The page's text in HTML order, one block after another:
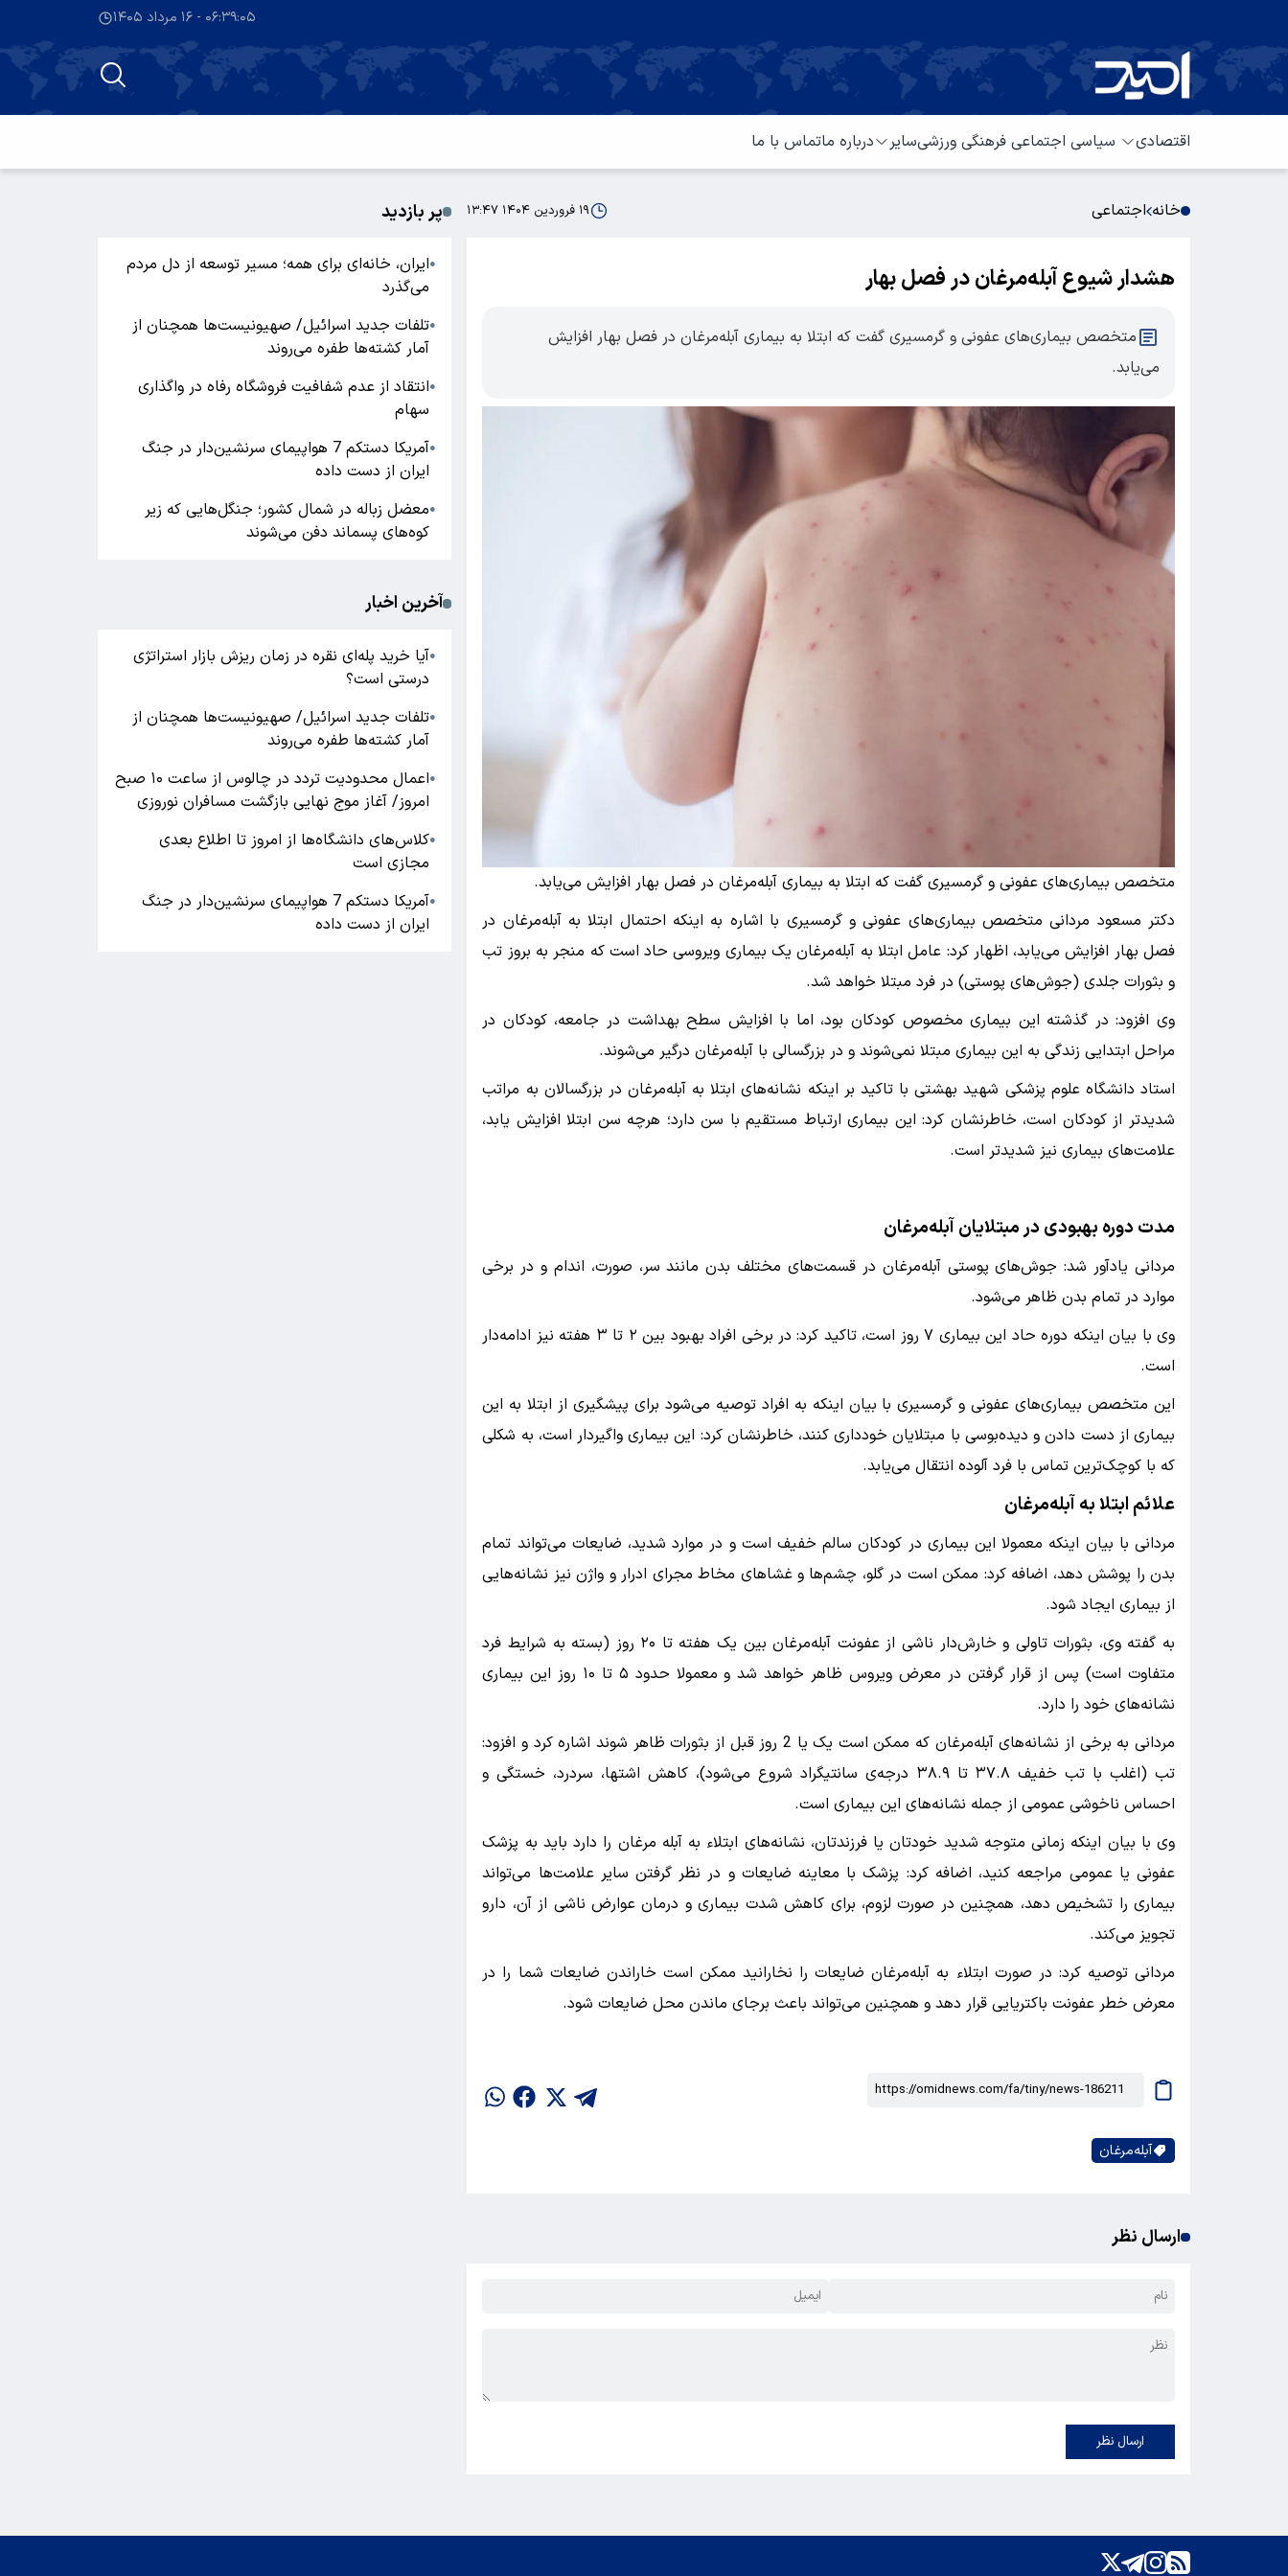
۰۶:۳۹:۰۵ - ۱۶ مرداد ۱۴۰۵
اقتصادی سیاسی اجتماعی فرهنگی ورزشیسایر درباره ماتماس با ما
خانه اجتماعی ۱۹ فروردین ۱۴۰۴ ۱۳:۴۷
هشدار شیوع آبله‌مرغان در فصل بهار
​متخصص بیماری‌های عفونی و گرمسیری گفت که ابتلا به بیماری آبله‌مرغان در فصل بهار افزایش
می‌یابد.
متخصص بیماری‌های عفونی و گرمسیری گفت که ابتلا به بیماری آبله‌مرغان در فصل بهار افزایش می‌یابد.
دکتر مسعود مردانی متخصص بیماری‌های عفونی و گرمسیری با اشاره به اینکه احتمال ابتلا به آبله‌مرغان در
فصل بهار افزایش می‌یابد، اظهار کرد: عامل ابتلا به آبله‌مرغان یک بیماری ویروسی حاد است که منجر به بروز تب
و بثورات جلدی (جوش‌های پوستی) در فرد مبتلا خواهد شد.
وی افزود: در گذشته این بیماری مخصوص کودکان بود، اما با افزایش سطح بهداشت در جامعه، کودکان در
مراحل ابتدایی زندگی به این بیماری مبتلا نمی‌شوند و در بزرگسالی با آبله‌مرغان درگیر می‌شوند.
استاد دانشگاه علوم پزشکی شهید بهشتی با تاکید بر اینکه نشانه‌های ابتلا به آبله‌مرغان در بزرگسالان به مراتب
شدیدتر از کودکان است، خاطرنشان کرد: این بیماری ارتباط مستقیم با سن دارد؛ هرچه سن ابتلا افزایش یابد،
علامت‌های بیماری نیز شدیدتر است.
مدت دوره بهبودی در مبتلایان آبله‌مرغان
مردانی یادآور شد: جوش‌های پوستی آبله‌مرغان در قسمت‌های مختلف بدن مانند سر، صورت، اندام و در برخی
موارد در تمام بدن ظاهر می‌شود.
وی با بیان اینکه دوره حاد این بیماری ۷ روز است، تاکید کرد: در برخی افراد بهبود بین ۲ تا ۳ هفته نیز ادامه‌دار
است.
این متخصص بیماری‌های عفونی و گرمسیری با بیان اینکه به افراد توصیه می‌شود برای پیشگیری از ابتلا به این
بیماری از دست دادن و دیده‌بوسی با مبتلایان خودداری کنند، خاطرنشان کرد: این بیماری واگیردار است، به شکلی
که با کوچک‌ترین تماس با فرد آلوده انتقال می‌یابد.
علائم ابتلا به آبله‌مرغان
مردانی با بیان اینکه معمولا این بیماری در کودکان سالم خفیف است و در موارد شدید، ضایعات می‌تواند تمام
بدن را پوشش دهد، اضافه کرد: ممکن است در گلو، چشم‌ها و غشاهای مخاط مجرای ادرار و واژن نیز نشانه‌هایی
از بیماری ایجاد شود.
به گفته وی، بثورات تاولی و خارش‌دار ناشی از عفونت آبله‌مرغان بین یک هفته تا ۲۰ روز (بسته به شرایط فرد
متفاوت است) پس از قرار گرفتن در معرض ویروس ظاهر خواهد شد و معمولا حدود ۵ تا ۱۰ روز این بیماری
نشانه‌های خود را دارد.
مردانی به برخی از نشانه‌های آبله‌مرغان که ممکن است یک یا 2 روز قبل از بثورات ظاهر شوند اشاره کرد و افزود:
تب (اغلب با تب خفیف ۳۷.۸ تا ۳۸.۹ درجه‌ی سانتیگراد شروع می‌شود)، کاهش اشتها، سردرد، خستگی و
احساس ناخوشی عمومی از جمله نشانه‌های این بیماری است.
وی با بیان اینکه زمانی متوجه شدید خودتان یا فرزندتان، نشانه‌های ابتلاء به آبله مرغان را دارد باید به پزشک
عفونی یا عمومی مراجعه کنید، اضافه کرد: پزشک با معاینه ضایعات و در نظر گرفتن سایر علامت‌ها می‌تواند
بیماری را تشخیص دهد، همچنین در صورت لزوم، برای کاهش شدت بیماری و درمان عوارض ناشی از آن، دارو
تجویز می‌کند.
مردانی توصیه کرد: در صورت ابتلاء به آبله‌مرغان ضایعات را نخارانید ممکن است خاراندن ضایعات شما را در
معرض خطر عفونت باکتریایی قرار دهد و همچنین می‌تواند باعث برجای ماندن محل ضایعات شود.
آبله‌مرغان
ارسال نظر
ارسال نظر
پر بازدید
●ایران، خانه‌ای برای همه؛ مسیر توسعه از دل مردم
می‌گذرد
●تلفات جدید اسرائیل/ صهیونیست‌ها همچنان از
آمار کشته‌ها طفره می‌روند
●انتقاد از عدم شفافیت فروشگاه رفاه در واگذاری
سهام
●
آمریکا دستکم 7 هواپیمای سرنشین‌دار در جنگ
ایران از دست داده
●معضل زباله در شمال کشور؛ جنگل‌هایی که زیر
کوه‌های پسماند دفن می‌شوند
آخرین اخبار
●آیا خرید پله‌ای نقره در زمان ریزش بازار استراتژی
درستی است؟
●تلفات جدید اسرائیل/ صهیونیست‌ها همچنان از
آمار کشته‌ها طفره می‌روند
●
اعمال محدودیت تردد در چالوس از ساعت ۱۰ صبح
امروز/ آغاز موج نهایی بازگشت مسافران نوروزی
●کلاس‌های دانشگاه‌ها از امروز تا اطلاع بعدی
مجازی است
●
آمریکا دستکم 7 هواپیمای سرنشین‌دار در جنگ
ایران از دست داده